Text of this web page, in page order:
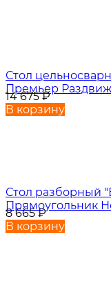
Стол
Премьер
14 675₽
В корзину
Стол разборный
Прямоугольник
8 665₽
В корзину